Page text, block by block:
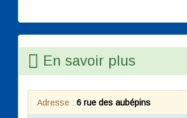
En savoir plus
Adresse : 6 rue des aubépins